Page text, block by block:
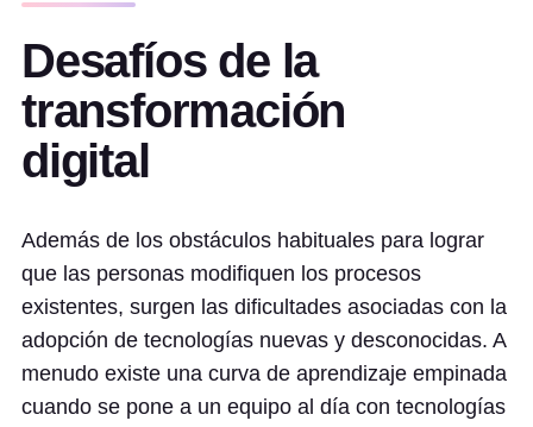
Desafíos de la
transformación
digital
Además de los obstáculos habituales para lograr
que las personas modifiquen los procesos
existentes, surgen las dificultades asociadas con la
adopción de tecnologías nuevas y desconocidas. A
menudo existe una curva de aprendizaje empinada
cuando se pone a un equipo al día con tecnologías